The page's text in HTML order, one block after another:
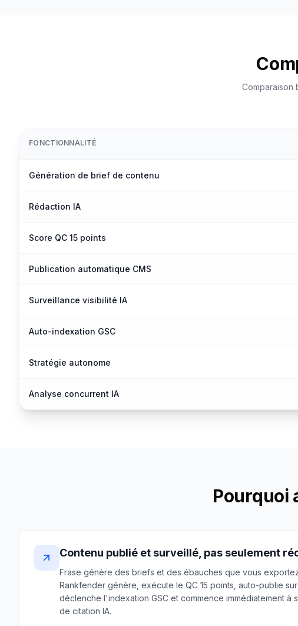
Comparaison
FONCTIONNALITÉ
Génération de brief de contenu
Rédaction IA
Score QC 15 points
Publication automatique CMS
Surveillance visibilité IA
Auto-indexation GSC
Stratégie autonome
Analyse concurrent IA
Pourquoi
Contenu publié et surveillé, pas seulement
Frase génère des briefs et des ébauches que vous
Rankfender génère, exécute le QC 15 points, auto-publie sur
déclenche l'indexation GSC et commence immédiatement à
de citation IA.